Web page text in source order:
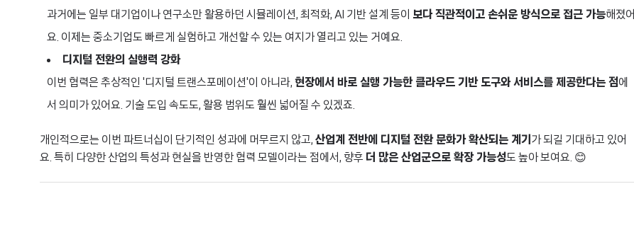
과거에는 일부 대기업이나 연구소만 활용하던 시뮬레이션, 최적화, AI 기반 설계 등이 보다 직관적이고 손쉬운 방식으로 접근 가능해졌어
요. 이제는 중소기업도 빠르게 실험하고 개선할 수 있는 여지가 열리고 있는 거예요.
디지털 전환의 실행력 강화
이번 협력은 추상적인 '디지털 트랜스포메이션'이 아니라, 현장에서 바로 실행 가능한 클라우드 기반 도구와 서비스를 제공한다는 점에
서 의미가 있어요. 기술 도입 속도도, 활용 범위도 훨씬 넓어질 수 있겠죠.
개인적으로는 이번 파트너십이 단기적인 성과에 머무르지 않고, 산업계 전반에 디지털 전환 문화가 확산되는 계기 가 되길 기대하고 있어
요. 특히 다양한 산업의 특성과 현실을 반영한 협력 모델이라는 점에서, 향후 더 많은 산업군으로 확장 가능성도 높아 보여요. 😊